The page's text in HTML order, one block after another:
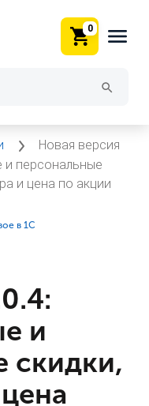
0
Новая версия
и персональные
и цена по акции
в 1С
и
скидки,